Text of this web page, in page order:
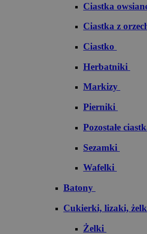
Ciastka
Ciastka z
Ciastko
Herbatniki
Markizy
Pierniki
Pozostałe
Sezamki
Wafelki
Batony
Cukierki, lizaki,
Żelki